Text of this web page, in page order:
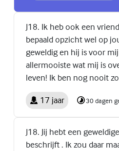
J18. Ik heb ook een
bepaald opzicht wel op
geweldig en hij is voor
allermooiste wat mij is
leven! Ik ben nog nooit
17 jaar 30 dagen
J18. Jij hebt een
beschrijft . Ik zou daar